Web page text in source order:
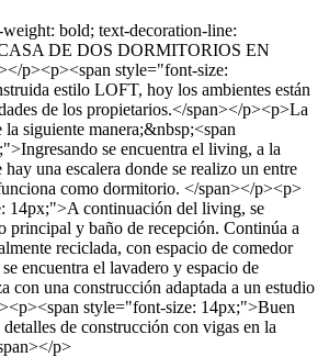
bold; text-decoration-line:
DE DOS DORMITORIOS EN
p><p><span style="font-size:
estilo LOFT, hoy los ambientes están
de los propietarios.</span></p><p>La
la siguiente manera;&nbsp;<span
se encuentra el living, a la
una escalera donde se realizo un entre
como dormitorio. </span></p><p>
14px;">A continuación del living, se
principal y baño de recepción. Continúa a
reciclada, con espacio de comedor
encuentra el lavadero y espacio de
con una construcción adaptada a un estudio
style="font-size: 14px;">Buen
de construcción con vigas en la
p>